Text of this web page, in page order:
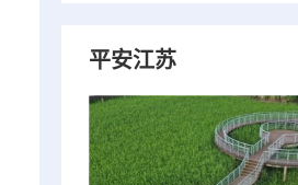
平安江苏